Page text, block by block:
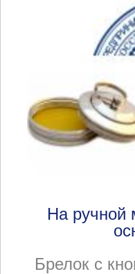
На ручной
Брелок с